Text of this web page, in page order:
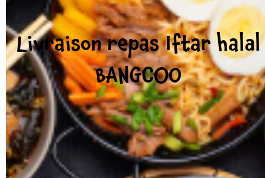
Livraison repas Iftar halal
BANGCOO